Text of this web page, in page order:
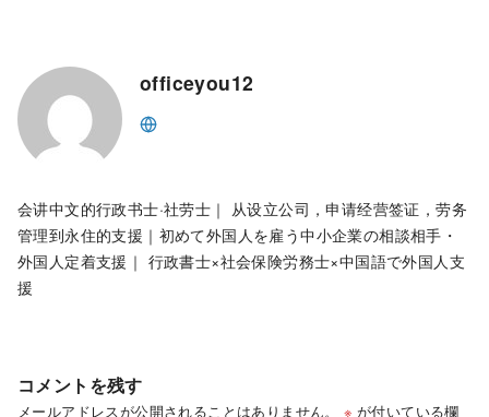
officeyou12
会讲中文的行政书士·社劳士｜ 从设立公司，申请经营签证，劳务
管理到永住的支援｜初めて外国人を雇う中小企業の相談相手・
外国人定着支援｜ 行政書士×社会保険労務士×中国語で外国人支
援
コメントを残す
メールアドレスが公開されることはありません。 ※ が付いている欄